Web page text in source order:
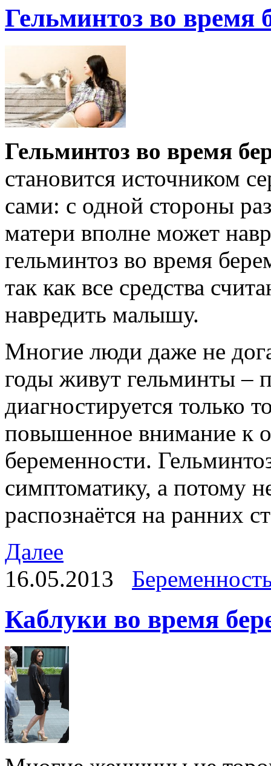
Гельминтоз во время
Гельминтоз во время
становится источником
сами: с одной стороны
матери вполне может
гельминтоз во время
так как все средства
навредить малышу.
Многие люди даже не
годы живут гельминты –
диагностируется только
повышенное внимание к
беременности.
симптоматику, а потому
распознаётся на ранних
Далее
16.05.2013
Каблуки во время